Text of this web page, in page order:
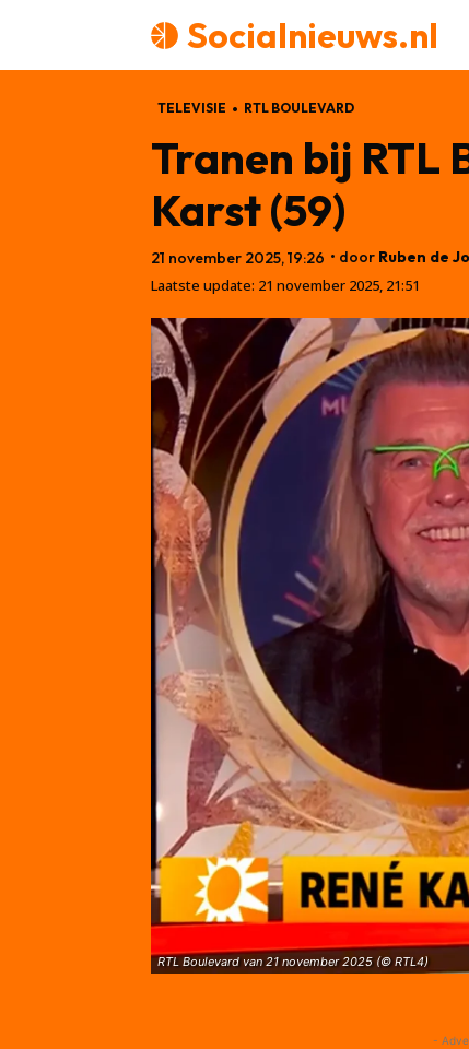
Socialnieuws.nl
TELEVISIE RTL BOULEVARD
Tranen bij RTL
Karst (59)
21 november 2025, 19:26 • door Ruben de
Laatste update: 21 november 2025, 21:51
RTL Boulevard van 21 november 2025 (© RTL4)
-